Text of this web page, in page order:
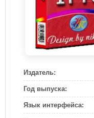
Издатель:
Год выпуска:
Язык интерфейса: